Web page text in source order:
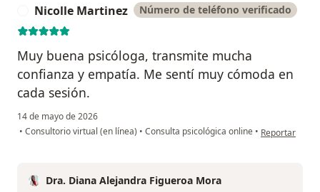
Nicolle Martinez Número de teléfono verificado
Muy buena psicóloga, transmite mucha
confianza y empatía. Me sentí muy cómoda en
cada sesión.
14 de mayo de 2026
• Consultorio virtual (en línea) • Consulta psicológica online • en opinión
Reportar
Dra. Diana Alejandra Figueroa Mora